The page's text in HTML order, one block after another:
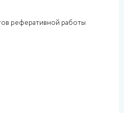
реферативной работы